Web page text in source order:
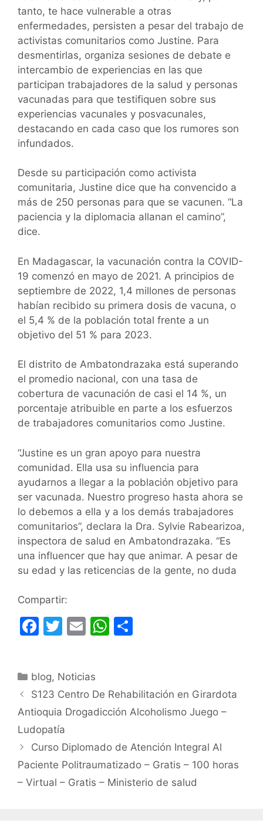
tanto, te hace vulnerable a otras
enfermedades, persisten a pesar del trabajo de
activistas comunitarios como Justine. Para
desmentirlas, organiza sesiones de debate e
intercambio de experiencias en las que
participan trabajadores de la salud y personas
vacunadas para que testifiquen sobre sus
experiencias vacunales y posvacunales,
destacando en cada caso que los rumores son
infundados.
Desde su participación como activista
comunitaria, Justine dice que ha convencido a
más de 250 personas para que se vacunen. “La
paciencia y la diplomacia allanan el camino”,
dice.
En Madagascar, la vacunación contra la COVID-
19 comenzó en mayo de 2021. A principios de
septiembre de 2022, 1,4 millones de personas
habían recibido su primera dosis de vacuna, o
el 5,4 % de la población total frente a un
objetivo del 51 % para 2023.
El distrito de Ambatondrazaka está superando
el promedio nacional, con una tasa de
cobertura de vacunación de casi el 14 %, un
porcentaje atribuible en parte a los esfuerzos
de trabajadores comunitarios como Justine.
“Justine es un gran apoyo para nuestra
comunidad. Ella usa su influencia para
ayudarnos a llegar a la población objetivo para
ser vacunada. Nuestro progreso hasta ahora se
lo debemos a ella y a los demás trabajadores
comunitarios”, declara la Dra. Sylvie Rabearizoa,
inspectora de salud en Ambatondrazaka. “Es
una influencer que hay que animar. A pesar de
su edad y las reticencias de la gente, no duda
Compartir:
F
e
b
o
o
k
T
er
E
l
W
A
p
p
ar
tir
Categorías
blog, Noticias
S123 Centro De Rehabilitación en Girardota
Antioquia Drogadicción Alcoholismo Juego –
Ludopatía
Curso Diplomado de Atención Integral Al
Paciente Politraumatizado – Gratis – 100 horas
– Virtual – Gratis – Ministerio de salud